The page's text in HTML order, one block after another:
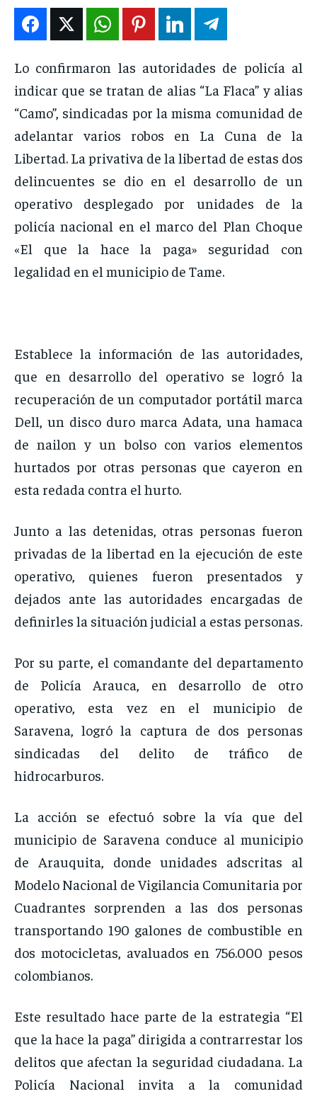
DEPORTES
ENTRETENIMIENTO
INSTITUCIONAL
PUATE CON NOSOTROS
DEPORTES
ENTRETENIMIENTO
INSTITUCIONAL
PUATE CON NOSOTROS
DEPORTES
ENTRETENIMIENTO
INSTITUCIONAL
PUATE CON NOSOTROS
DEPORTES
ENTRETENIMIENTO
INSTITUCIONAL
PUATE CON NOSOTROS
Lo confirmaron las autoridades de policía al
indicar que se tratan de alias “La Flaca” y alias
“Camo”, sindicadas por la misma comunidad de
adelantar varios robos en La Cuna de la
Libertad. La privativa de la libertad de estas dos
delincuentes se dio en el desarrollo de un
operativo desplegado por unidades de la
policía nacional en el marco del Plan Choque
«El que la hace la paga» seguridad con
legalidad en el municipio de Tame.
Establece la información de las autoridades,
que en desarrollo del operativo se logró la
recuperación de un computador portátil marca
Dell, un disco duro marca Adata, una hamaca
de nailon y un bolso con varios elementos
hurtados por otras personas que cayeron en
esta redada contra el hurto.
Junto a las detenidas, otras personas fueron
privadas de la libertad en la ejecución de este
operativo, quienes fueron presentados y
dejados ante las autoridades encargadas de
definirles la situación judicial a estas personas.
Por su parte, el comandante del departamento
de Policía Arauca, en desarrollo de otro
operativo, esta vez en el municipio de
Saravena, logró la captura de dos personas
sindicadas del delito de tráfico de
hidrocarburos.
La acción se efectuó sobre la vía que del
municipio de Saravena conduce al municipio
de Arauquita, donde unidades adscritas al
Modelo Nacional de Vigilancia Comunitaria por
Cuadrantes sorprenden a las dos personas
transportando 190 galones de combustible en
dos motocicletas, avaluados en 756.000 pesos
colombianos.
Este resultado hace parte de la estrategia “El
que la hace la paga” dirigida a contrarrestar los
delitos que afectan la seguridad ciudadana. La
Policía Nacional invita a la comunidad